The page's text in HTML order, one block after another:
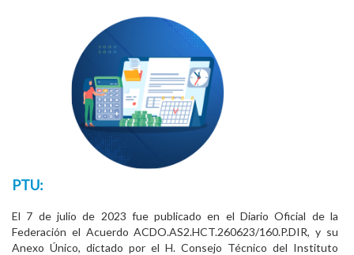
PTU:
El 7 de julio de 2023 fue publicado en el Diario Oficial de la
Federación el Acuerdo ACDO.AS2.HCT.260623/160.P.DIR, y su
Anexo Único, dictado por el H. Consejo Técnico del Instituto